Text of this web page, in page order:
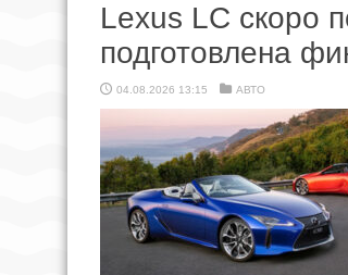
Lexus LC скоро
подготовлена
04.08.2026 13:15 АВТО